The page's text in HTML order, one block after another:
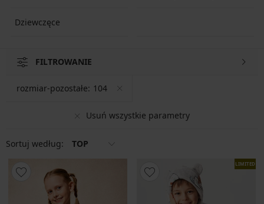
Dziewczęce
FILTROWANIE
Usuń wszystkie parametry
rozmiar-pozostałe: 104
Sortuj według: TOP
LIMITED